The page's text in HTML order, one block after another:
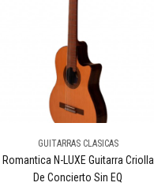
GUITARRAS CLASICAS
Romantica N-LUXE Guitarra Criolla
De Concierto Sin EQ